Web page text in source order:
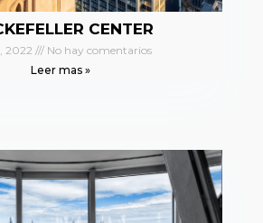
CENTER
2022
No hay comentarios
Leer mas »